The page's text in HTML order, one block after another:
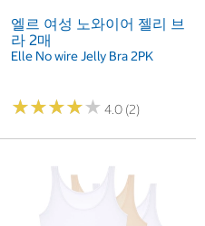
엘르 여성 노와이어 젤리 브
라 2매
Elle No wire Jelly Bra 2PK
★★★★★
★★★★★ 4.0 (2)